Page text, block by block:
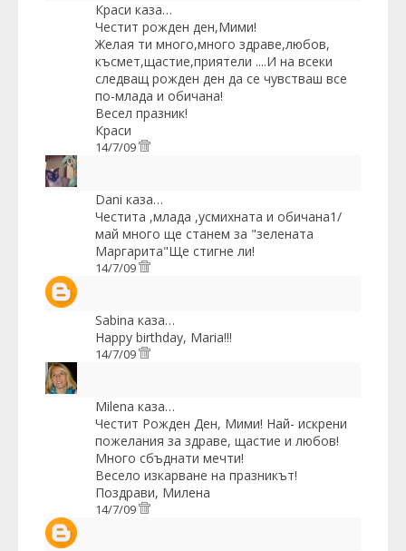
Краси каза…
Честит рожден ден,Мими!
Желая ти много,много здраве,любов,
късмет,щастие,приятели ....И на всеки
следващ рожден ден да се чувстваш все
по-млада и обичана!
Весел празник!
Краси
14/7/09
Dani каза…
Честита ,млада ,усмихната и обичана1/
май много ще станем за "зелената
Маргарита"Ще стигне ли!
14/7/09
Sabina каза…
Happy birthday, Maria!!!
14/7/09
Milena каза…
Честит Рожден Ден, Мими! Най- искрени
пожелания за здраве, щастие и любов!
Много сбъднати мечти!
Весело изкарване на празникът!
Поздрави, Милена
14/7/09